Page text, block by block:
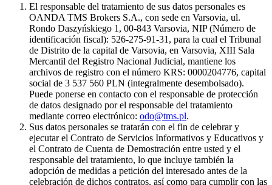
El responsable del tratamiento de sus datos personales es
OANDA TMS Brokers S.A., con sede en Varsovia, ul.
Rondo Daszyńskiego 1, 00-843 Varsovia, NIP (Número de
identificación fiscal): 526-275-91-31, para la cual el Tribunal
de Distrito de la capital de Varsovia, en Varsovia, XIII Sala
Mercantil del Registro Nacional Judicial, mantiene los
archivos de registro con el número KRS: 0000204776, capital
social de 3 537 560 PLN (integralmente desembolsado).
Puede ponerse en contacto con el responsable de protección
de datos designado por el responsable del tratamiento
mediante correo electrónico: odo@tms.pl.
Sus datos personales se tratarán con el fin de celebrar y
ejecutar el Contrato de Servicios Informativos y Educativos y
el Contrato de Cuenta de Demostración entre usted y el
responsable del tratamiento, lo que incluye también la
adopción de medidas a petición del interesado antes de la
celebración de dichos contratos, así como para cumplir con las